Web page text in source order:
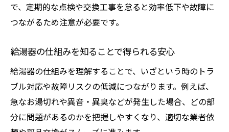
で、定期的な点検や交換工事を怠ると効率低下や故障に
つながるため注意が必要です。
給湯器の仕組みを知ることで得られる安心
給湯器の仕組みを理解することで、いざという時のトラ
ブル対応や故障リスクの低減につながります。例えば、
急なお湯切れや異音・異臭などが発生した場合、どの部
分に問題があるのかを把握しやすくなり、適切な業者依